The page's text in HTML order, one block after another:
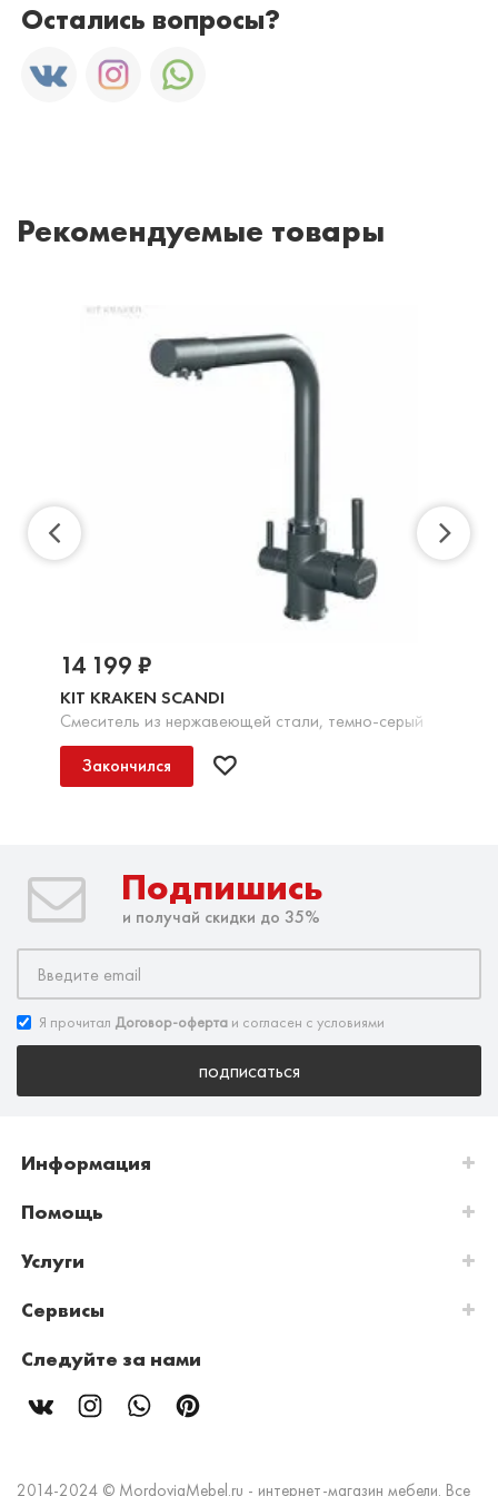
Остались вопросы?
Рекомендуемые товары
KIT KRAKEN SCANDI
Смеситель из нержавеющей стали, темно-серый
14 199 ₽
Закончился
Подпишись
и получай скидки до 35%
Я прочитал Договор-оферта и согласен с условиями
подписаться
Информация
Помощь
Услуги
Сервисы
Следуйте за нами
2014-2024 © MordoviaMebel.ru - интернет-магазин мебели. Все